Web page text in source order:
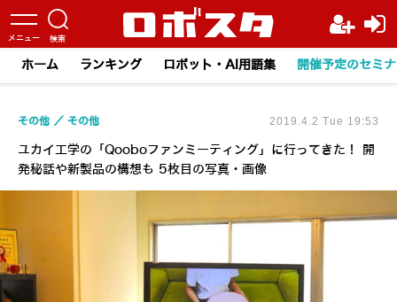
ホーム ランキング ロボット・AI用語集 開催予定のセミ
ユカイ工学の「Qooboファンミーティング」に行ってきた！ 開
発秘話や新製品の構想も 5枚目の写真・画像
その他 その他 2019.4.2 Tue 19:53